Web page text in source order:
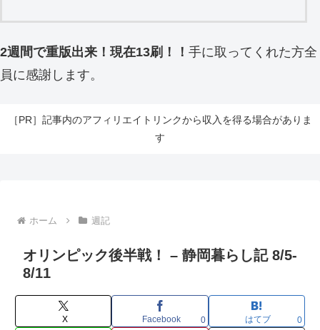
2週間で重版出来！現在13刷！！ 手に取ってくれた方全
員に感謝します。
［PR］記事内のアフィリエイトリンクから収入を得る場合がありま
す
ホーム 週記
オリンピック後半戦！ – 静岡暮らし記 8/5-
8/11
X Facebook 0 はてブ 0